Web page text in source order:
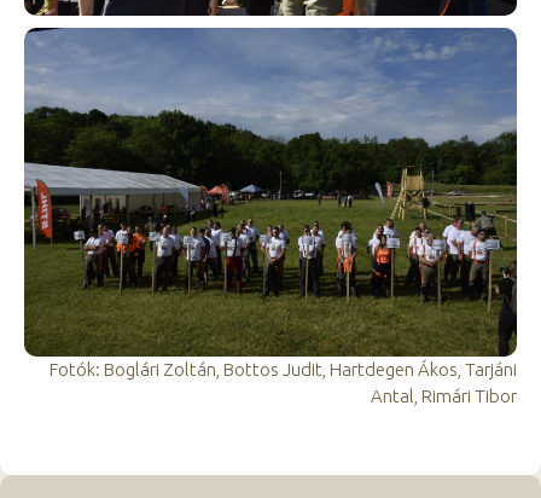
Fotók: Boglári Zoltán, Bottos Judit, Hartdegen Ákos, Tarjáni
Antal, Rimári Tibor